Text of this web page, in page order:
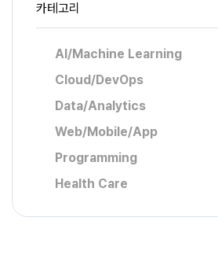
카테고리
AI/Machine Learning
Cloud/DevOps
Data/Analytics
Web/Mobile/App
Programming
Health Care